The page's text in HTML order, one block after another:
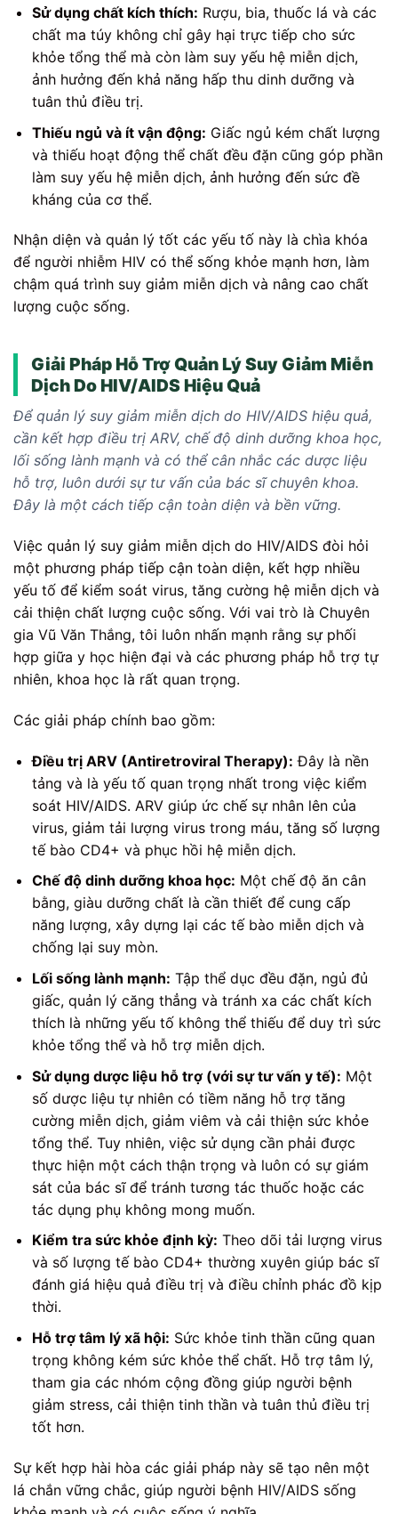
Sử dụng chất kích thích: Rượu, bia, thuốc lá và các
chất ma túy không chỉ gây hại trực tiếp cho sức
khỏe tổng thể mà còn làm suy yếu hệ miễn dịch,
ảnh hưởng đến khả năng hấp thu dinh dưỡng và
tuân thủ điều trị.
Thiếu ngủ và ít vận động: Giấc ngủ kém chất lượng
và thiếu hoạt động thể chất đều đặn cũng góp phần
làm suy yếu hệ miễn dịch, ảnh hưởng đến sức đề
kháng của cơ thể.
Nhận diện và quản lý tốt các yếu tố này là chìa khóa
để người nhiễm HIV có thể sống khỏe mạnh hơn, làm
chậm quá trình suy giảm miễn dịch và nâng cao chất
lượng cuộc sống.
Giải Pháp Hỗ Trợ Quản Lý Suy Giảm Miễn
Dịch Do HIV/AIDS Hiệu Quả
Để quản lý suy giảm miễn dịch do HIV/AIDS hiệu quả,
cần kết hợp điều trị ARV, chế độ dinh dưỡng khoa học,
lối sống lành mạnh và có thể cân nhắc các dược liệu
hỗ trợ, luôn dưới sự tư vấn của bác sĩ chuyên khoa.
Đây là một cách tiếp cận toàn diện và bền vững.
Việc quản lý suy giảm miễn dịch do HIV/AIDS đòi hỏi
một phương pháp tiếp cận toàn diện, kết hợp nhiều
yếu tố để kiểm soát virus, tăng cường hệ miễn dịch và
cải thiện chất lượng cuộc sống. Với vai trò là Chuyên
gia Vũ Văn Thắng, tôi luôn nhấn mạnh rằng sự phối
hợp giữa y học hiện đại và các phương pháp hỗ trợ tự
nhiên, khoa học là rất quan trọng.
Các giải pháp chính bao gồm:
Điều trị ARV (Antiretroviral Therapy): Đây là nền
tảng và là yếu tố quan trọng nhất trong việc kiểm
soát HIV/AIDS. ARV giúp ức chế sự nhân lên của
virus, giảm tải lượng virus trong máu, tăng số lượng
tế bào CD4+ và phục hồi hệ miễn dịch.
Chế độ dinh dưỡng khoa học: Một chế độ ăn cân
bằng, giàu dưỡng chất là cần thiết để cung cấp
năng lượng, xây dựng lại các tế bào miễn dịch và
chống lại suy mòn.
Lối sống lành mạnh: Tập thể dục đều đặn, ngủ đủ
giấc, quản lý căng thẳng và tránh xa các chất kích
thích là những yếu tố không thể thiếu để duy trì sức
khỏe tổng thể và hỗ trợ miễn dịch.
Sử dụng dược liệu hỗ trợ (với sự tư vấn y tế): Một
số dược liệu tự nhiên có tiềm năng hỗ trợ tăng
cường miễn dịch, giảm viêm và cải thiện sức khỏe
tổng thể. Tuy nhiên, việc sử dụng cần phải được
thực hiện một cách thận trọng và luôn có sự giám
sát của bác sĩ để tránh tương tác thuốc hoặc các
tác dụng phụ không mong muốn.
Kiểm tra sức khỏe định kỳ: Theo dõi tải lượng virus
và số lượng tế bào CD4+ thường xuyên giúp bác sĩ
đánh giá hiệu quả điều trị và điều chỉnh phác đồ kịp
thời.
Hỗ trợ tâm lý xã hội: Sức khỏe tinh thần cũng quan
trọng không kém sức khỏe thể chất. Hỗ trợ tâm lý,
tham gia các nhóm cộng đồng giúp người bệnh
giảm stress, cải thiện tinh thần và tuân thủ điều trị
tốt hơn.
Sự kết hợp hài hòa các giải pháp này sẽ tạo nên một
lá chắn vững chắc, giúp người bệnh HIV/AIDS sống